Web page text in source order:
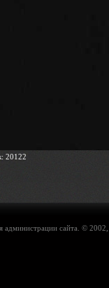
20122
администрации сайта. ©